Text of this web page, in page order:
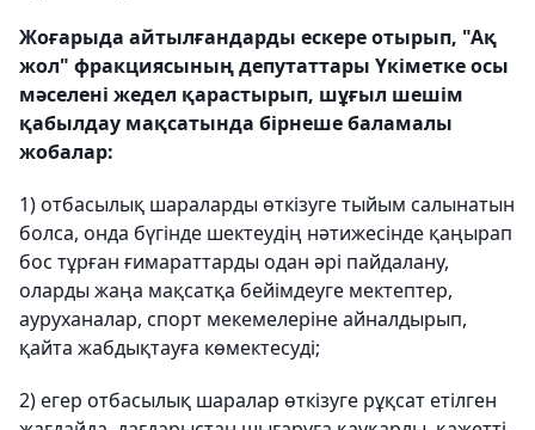
Жоғарыда айтылғандарды ескере отырып, "Ақ
жол" фракциясының депутаттары Үкіметке осы
мәселені жедел қарастырып, шұғыл шешім
қабылдау мақсатында бірнеше баламалы
жобалар:
1) отбасылық шараларды өткізуге тыйым салынатын
болса, онда бүгінде шектеудің нәтижесінде қаңырап
бос тұрған ғимараттарды одан әрі пайдалану,
оларды жаңа мақсатқа бейімдеуге мектептер,
ауруханалар, спорт мекемелеріне айналдырып,
қайта жабдықтауға көмектесуді;
2) егер отбасылық шаралар өткізуге рұқсат етілген